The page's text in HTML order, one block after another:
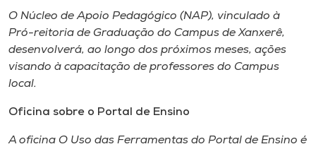
Cultura
CPA
O Núcleo de Apoio Pedagógico (NAP), vinculado à
Pró-reitoria de Graduação do Campus de Xanxerê,
desenvolverá, ao longo dos próximos meses, ações
visando à capacitação de professores do Campus
local.
Oficina sobre o Portal de Ensino
A oficina O Uso das Ferramentas do Portal de Ensino é